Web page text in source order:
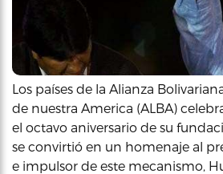
Los países de la Alianza
de nuestra America (ALBA)
el octavo aniversario de su
se convirtió en un homenaje al
e impulsor de este mecanismo,